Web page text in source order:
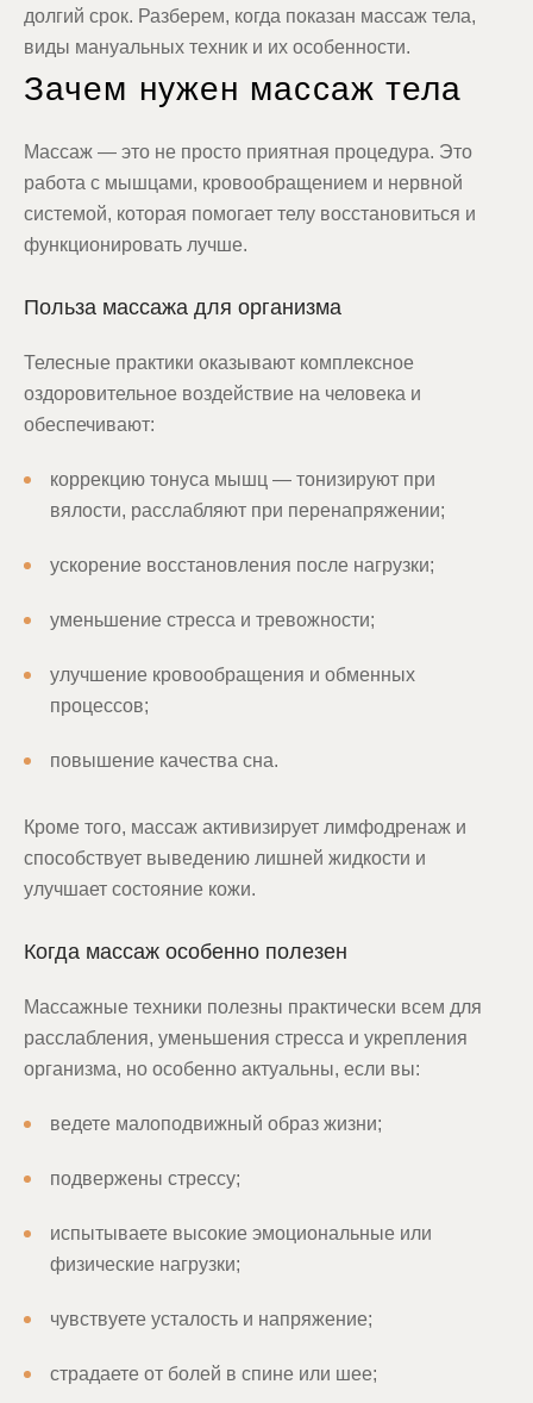
долгий срок. Разберем, когда показан массаж тела,
виды мануальных техник и их особенности.
Зачем нужен массаж тела
Массаж — это не просто приятная процедура. Это
работа с мышцами, кровообращением и нервной
системой, которая помогает телу восстановиться и
функционировать лучше.
Польза массажа для организма
Телесные практики оказывают комплексное
оздоровительное воздействие на человека и
обеспечивают:
коррекцию тонуса мышц — тонизируют при
вялости, расслабляют при перенапряжении;
ускорение восстановления после нагрузки;
уменьшение стресса и тревожности;
улучшение кровообращения и обменных
процессов;
повышение качества сна.
Кроме того, массаж активизирует лимфодренаж и
способствует выведению лишней жидкости и
улучшает состояние кожи.
Когда массаж особенно полезен
Массажные техники полезны практически всем для
расслабления, уменьшения стресса и укрепления
организма, но особенно актуальны, если вы:
ведете малоподвижный образ жизни;
подвержены стрессу;
испытываете высокие эмоциональные или
физические нагрузки;
чувствуете усталость и напряжение;
страдаете от болей в спине или шее;